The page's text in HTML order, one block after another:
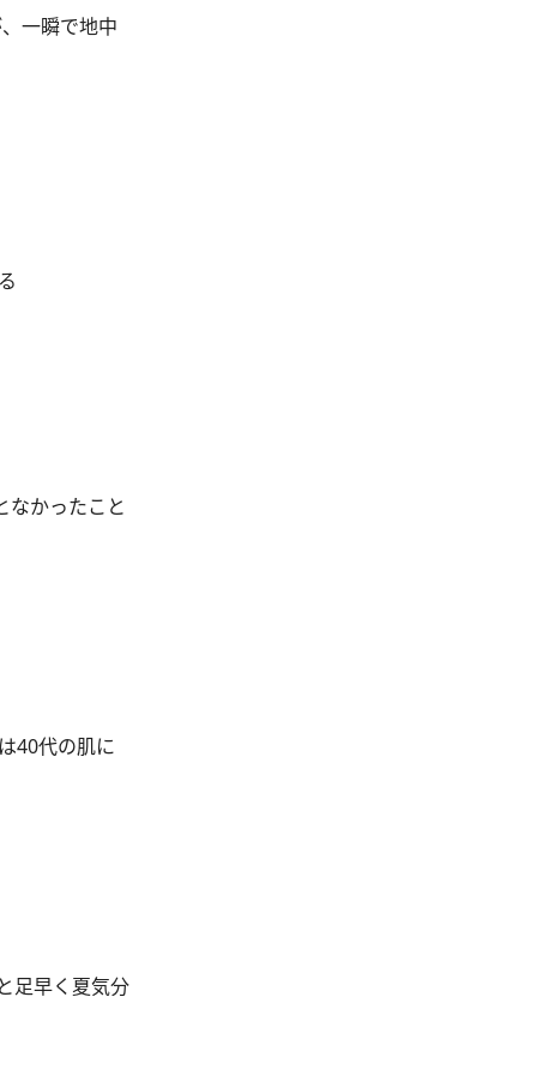
一瞬で地中
なかったこと
40代の肌に
足早く夏気分